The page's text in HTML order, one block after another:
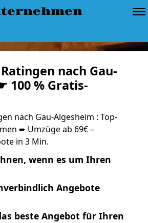
nach Gau-
100 % Gratis-
nach Gau-Algesheim : Top-
➨ Umzüge ab 69€ –
in 3 Min.
wenn es um Ihren
Angebote
beste Angebot für Ihren